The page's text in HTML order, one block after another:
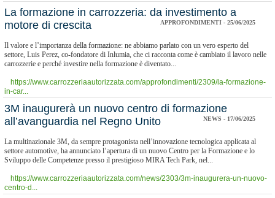
​La formazione in carrozzeria: da investimento a
motore di crescita
APPROFONDIMENTI - 25/06/2025
Il valore e l’importanza della formazione: ne abbiamo parlato con un vero esperto del
settore, Luis Perez, co-fondatore di Inlumia, che ci racconta come è cambiato il lavoro nelle
carrozzerie e perché investire nella formazione è diventato...
https://www.carrozzeriaautorizzata.com/approfondimenti/2309/la-formazione-
in-car...
​3M inaugurerà un nuovo centro di formazione
all’avanguardia nel Regno Unito
NEWS - 17/06/2025
La multinazionale 3M, da sempre protagonista nell’innovazione tecnologica applicata al
settore automotive, ha annunciato l’apertura di un nuovo Centro per la Formazione e lo
Sviluppo delle Competenze presso il prestigioso MIRA Tech Park, nel...
https://www.carrozzeriaautorizzata.com/news/2303/3m-inaugurera-un-nuovo-
centro-d...